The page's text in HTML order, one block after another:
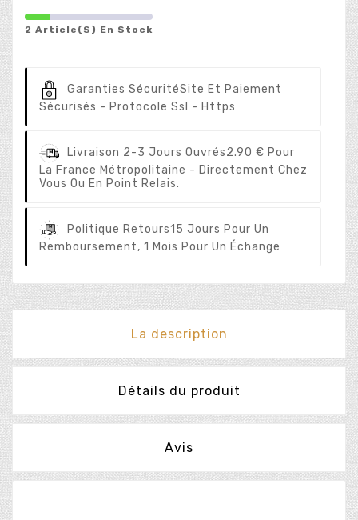
2 Article(s) En Stock
Garanties SécuritéSite Et Paiement
Sécurisés - Protocole Ssl - Https
Livraison 2-3 Jours Ouvrés2.90 € Pour
La France Métropolitaine - Directement Chez
Vous Ou En Point Relais.
Politique Retours15 Jours Pour Un
Remboursement, 1 Mois Pour Un Échange
La description
Détails du produit
Avis